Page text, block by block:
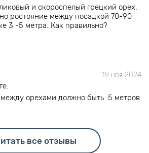
и скороспелый грецкий орех.
ростояние между посадкой 70-90
3 -5 метра. Как правильно?
19 ноя 2024
между орехами должно быть 5 метров
все отзывы